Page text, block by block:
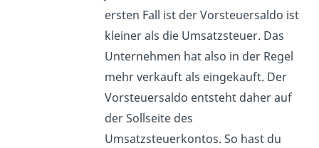
ersten Fall ist der Vorsteuersaldo ist
kleiner als die Umsatzsteuer. Das
Unternehmen hat also in der Regel
mehr verkauft als eingekauft. Der
Vorsteuersaldo entsteht daher auf
der Sollseite des
Umsatzsteuerkontos. So hast du